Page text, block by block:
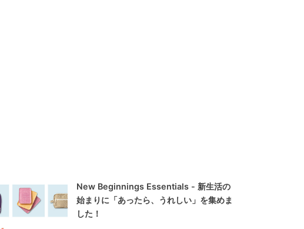
New Beginnings Essentials - 新生活の
始まりに「あったら、うれしい」を集めま
した！